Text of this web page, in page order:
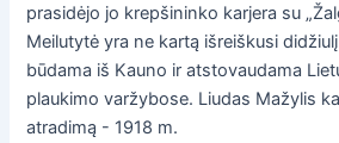
prasidėjo jo krepšininko karjera su
Meilutytė yra ne kartą išreiškusi
būdama iš Kauno ir atstovaudama
plaukimo varžybose. Liudas Mažylis
atradimą - 1918 m.